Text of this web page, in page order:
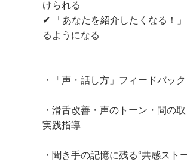
けられる
✔ 「あなたを紹介したくなる！
るようになる
・「声・話し方」フィードバック
・滑舌改善・声のトーン・間の
実践指導
・聞き手の記憶に残る“共感スト